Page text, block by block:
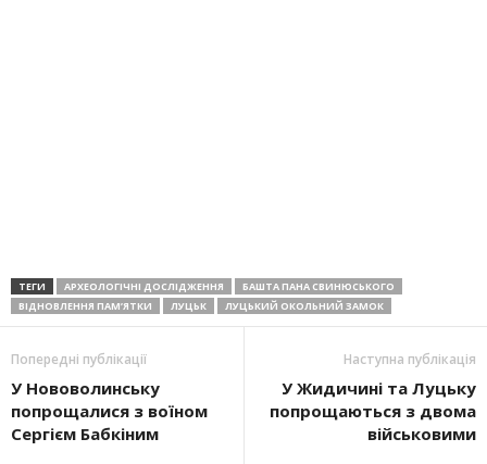
ТЕГИ АРХЕОЛОГІЧНІ ДОСЛІДЖЕННЯ
БАШТА ПАНА СВИНЮСЬКОГО
ВІДНОВЛЕННЯ ПАМ’ЯТКИ
ЛУЦЬК ЛУЦЬКИЙ ОКОЛЬНИЙ ЗАМОК
Попередні публікації
У Нововолинську
попрощалися з воїном
Сергієм Бабкіним
Наступна публікація
У Жидичині та Луцьку
попрощаються з двома
військовими